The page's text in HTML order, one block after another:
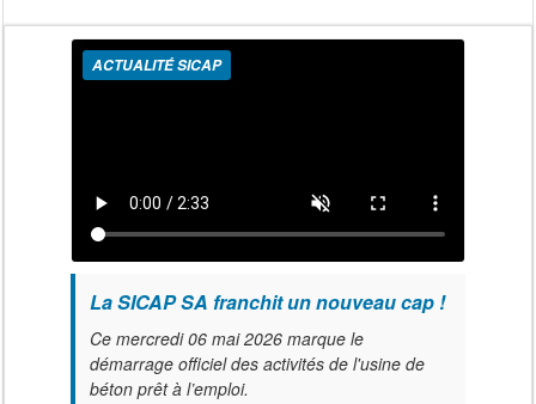
ACTUALITÉ SICAP
La SICAP SA franchit un nouveau cap !
Ce mercredi 06 mai 2026 marque le
démarrage officiel des activités de l'usine de
béton prêt à l’emploi.